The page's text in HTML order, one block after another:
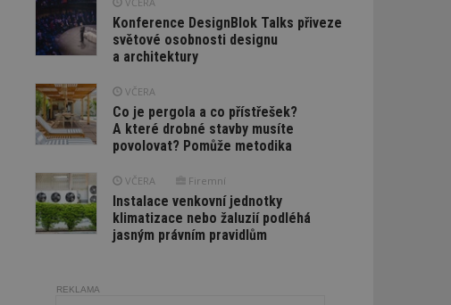
Konference DesignBlok Talks přiveze
světové osobnosti designu
a architektury
VČERA
Co je pergola a co přístřešek?
A které drobné stavby musíte
povolovat? Pomůže metodika
VČERA Firemní
Instalace venkovní jednotky
klimatizace nebo žaluzií podléhá
jasným právním pravidlům
REKLAMA